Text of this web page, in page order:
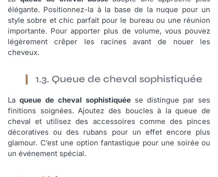
élégante. Positionnez-la à la base de la nuque pour un
style sobre et chic parfait pour le bureau ou une réunion
importante. Pour apporter plus de volume, vous pouvez
légèrement crêper les racines avant de nouer les
cheveux.
1.3. Queue de cheval sophistiquée
La queue de cheval sophistiquée se distingue par ses
finitions soignées. Ajoutez des boucles à la queue de
cheval et utilisez des accessoires comme des pinces
décoratives ou des rubans pour un effet encore plus
glamour. C’est une option fantastique pour une soirée ou
un événement spécial.